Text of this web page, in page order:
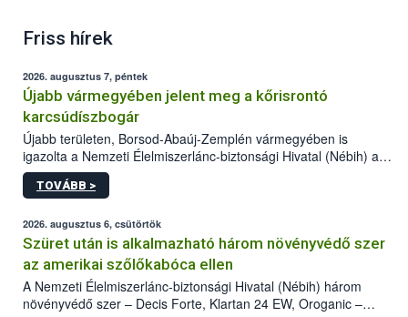
Friss hírek
2026. augusztus 7, péntek
Újabb vármegyében jelent meg a kőrisrontó
karcsúdíszbogár
Újabb területen, Borsod-Abaúj-Zemplén vármegyében is
igazolta a Nemzeti Élelmiszerlánc-biztonsági Hivatal (Nébih) a
kőrisrontó karcsúdíszbogár (Agrilus planipennis) jelenlétét. A
kártevőt nem csak színcsapdában találták meg, de már fertőzött
az intenzív felderítést, emellett az intézkedéseket a szlovák
hatósággal is összehangolják a terjedés megállítása érdekében.
TOVÁBB >
2026. augusztus 6, csütörtök
Szüret után is alkalmazható három növényvédő szer
az amerikai szőlőkabóca ellen
A Nemzeti Élelmiszerlánc-biztonsági Hivatal (Nébih) három
növényvédő szer – Decis Forte, Klartan 24 EW, Oroganic –